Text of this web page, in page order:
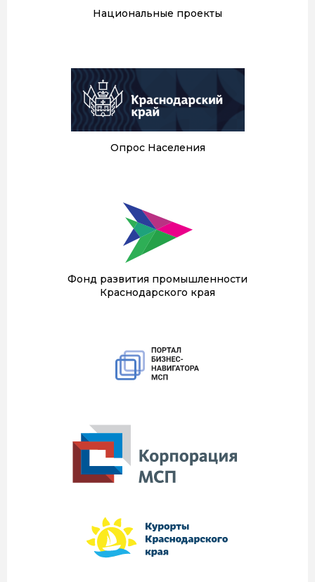
Национальные проекты
Опрос Населения
Фонд развития промышленности
Краснодарского края